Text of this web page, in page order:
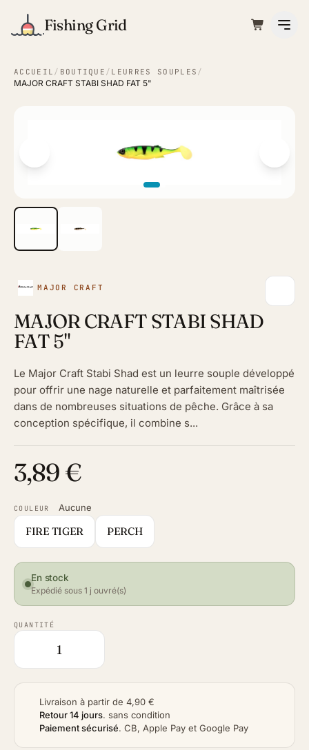
Fishing Grid
ACCUEIL / BOUTIQUE / LEURRES SOUPLES /
MAJOR CRAFT STABI SHAD FAT 5"
MAJOR CRAFT
MAJOR CRAFT STABI SHAD
FAT 5"
Le Major Craft Stabi Shad est un leurre souple développé
pour offrir une nage naturelle et parfaitement maîtrisée
dans de nombreuses situations de pêche. Grâce à sa
conception spécifique, il combine s...
3,89 €
COULEUR Aucune
FIRE TIGER PERCH
En stock
Expédié sous 1 j ouvré(s)
QUANTITÉ
Livraison à partir de 4,90 €
Retour 14 jours. sans condition
Paiement sécurisé. CB, Apple Pay et Google Pay